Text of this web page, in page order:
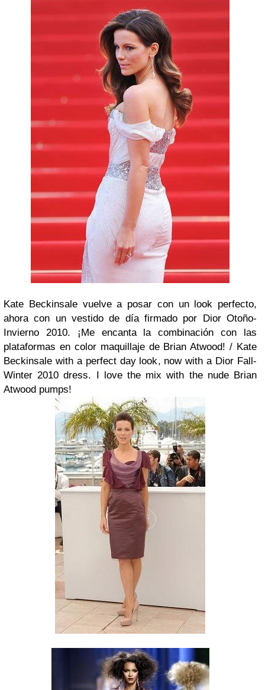
Kate Beckinsale vuelve a posar con un look perfecto,
ahora con un vestido de día firmado por Dior Otoño-
Invierno 2010. ¡Me encanta la combinación con las
plataformas en color maquillaje de Brian Atwood! / Kate
Beckinsale with a perfect day look, now with a Dior Fall-
Winter 2010 dress. I love the mix with the nude Brian
Atwood pumps!